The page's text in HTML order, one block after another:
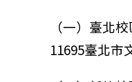
（一）臺北
11695臺北市